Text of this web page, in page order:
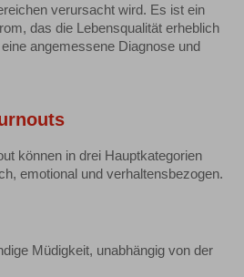
verursacht wird. Es ist ein
das die Lebensqualität erheblich
angemessene Diagnose und
können in drei Hauptkategorien
emotional und verhaltensbezogen.
Müdigkeit, unabhängig von der